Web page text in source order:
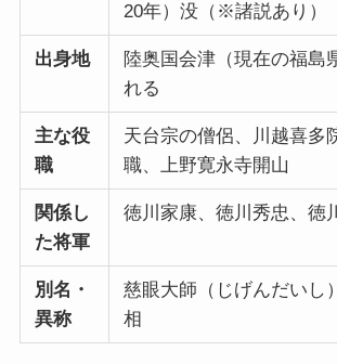
20年）没（※諸説あり）
出身地
陸奥国会津（現在の福島
れる
主な役
職
天台宗の僧侶、川越喜多
職、上野寛永寺開山
関係し
た将軍
徳川家康、徳川秀忠、徳
別名・
異称
慈眼大師（じげんだいし
相